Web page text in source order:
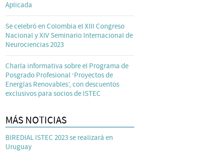
Aplicada
Se celebró en Colombia el XIII Congreso
Nacional y XIV Seminario Internacional de
Neurociencias 2023
Charla informativa sobre el Programa de
Posgrado Profesional ‘Proyectos de
Energías Renovables’, con descuentos
exclusivos para socios de ISTEC
MÁS NOTICIAS
BIREDIAL ISTEC 2023 se realizará en
Uruguay